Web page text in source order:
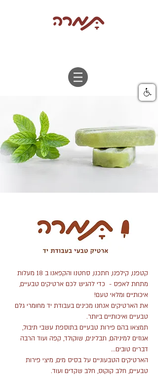
קטפנו, קילפנו, חתכנו, סחטנו והקפאנו ב 18 מעלות
מתחת לאפס - כדי להגיש לכם ארטיקים טבעיים,
איכותיים ומלאי טעם!
את הארטיקים אנחנו מכינים בעבודת יד מחומרי גלם
טבעיים ואיכותיים ביותר.
תמצאו בהם פירות טבעיים בתוספת עשבי תיבול,
אגוזים למיניהם, תבלינים, שוקולד, קפה ועוד הרבה
דברים טובים...
הארטיקים הטבעוניים על בסיס מים, מיצי פירות
טבעיים, חלב קוקוס, חלב שקדים ועוד.